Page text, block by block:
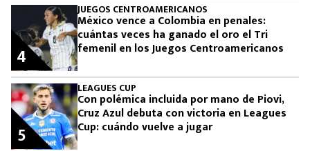
JUEGOS CENTROAMERICANOS
México vence a Colombia en penales:
cuántas veces ha ganado el oro el Tri
femenil en los Juegos Centroamericanos
4
LEAGUES CUP
Con polémica incluida por mano de Piovi,
Cruz Azul debuta con victoria en Leagues
Cup: cuándo vuelve a jugar
5